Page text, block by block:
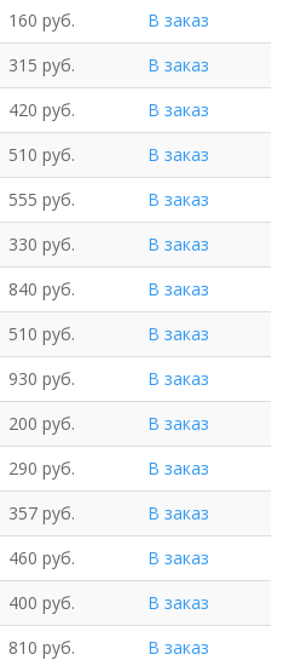
160 руб.
В заказ
315 руб.
В заказ
420 руб.
В заказ
510 руб.
В заказ
555 руб.
В заказ
330 руб.
В заказ
840 руб.
В заказ
510 руб.
В заказ
930 руб.
В заказ
200 руб.
В заказ
290 руб.
В заказ
357 руб.
В заказ
460 руб.
В заказ
400 руб.
В заказ
810 руб.
В заказ